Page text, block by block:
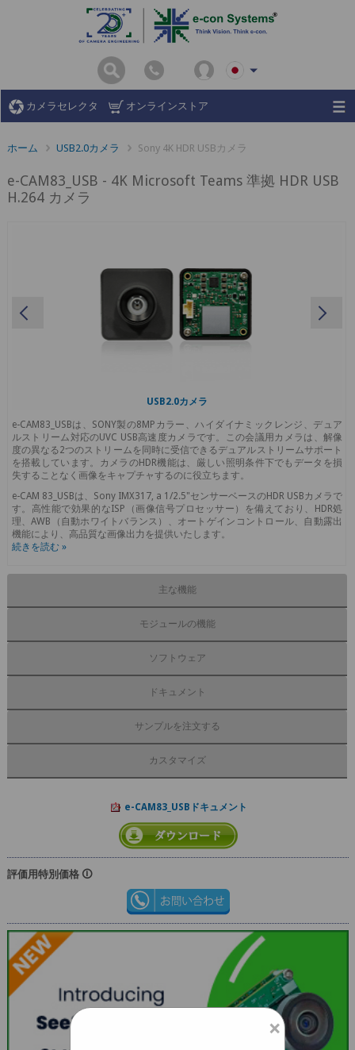
カメラセレクタ オンラインストア
ホーム USB2.0カメラ Sony 4K HDR USBカメラ
e-CAM83_USB - 4K Microsoft Teams 準拠 HDR USB
H.264 カメラ
USB2.0カメラ
e-CAM83_USBは、SONY製の8MPカラー、ハイダイナミックレンジ、デュア
ルストリーム対応のUVC USB高速度カメラです。この会議用カメラは、解像
度の異なる2つのストリームを同時に受信できるデュアルストリームサポート
を搭載しています。カメラのHDR機能は、厳しい照明条件下でもデータを損
失することなく画像をキャプチャするのに役立ちます。
e-CAM 83_USBは、Sony IMX317, a 1/2.5"センサーベースのHDR USBカメラで
す。高性能で効果的なISP（画像信号プロセッサー）を備えており、HDR処
理、AWB（自動ホワイトバランス）、オートゲインコントロール、自動露出
機能により、高品質な画像出力を提供いたします。
続きを読む »
主な機能
モジュールの機能
ソフトウェア
ドキュメント
サンプルを注文する
カスタマイズ
e-CAM83_USBドキュメント
評価用特別価格 🛈
×